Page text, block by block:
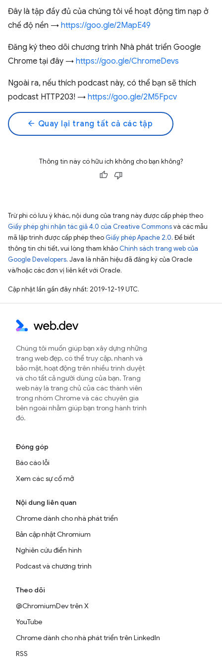
Đây là tập đầy đủ của chúng tôi về hoạt động tìm nạp ở
chế độ nền → https://goo.gle/2MapE49
Đăng ký theo dõi chương trình Nhà phát triển Google
Chrome tại đây → https://goo.gle/ChromeDevs
Ngoài ra, nếu thích podcast này, có thể bạn sẽ thích
podcast HTTP203! → https://goo.gle/2M5Fpcv
arrow_back Quay lại trang tất cả các tập
Thông tin này có hữu ích không cho bạn không?
Trừ phi có lưu ý khác, nội dung của trang này được cấp phép theo
Giấy phép ghi nhận tác giả 4.0 của Creative Commonsvà các mẫu
mã lập trình được cấp phép theo Giấy phép Apache 2.0. Để biết
thông tin chi tiết, vui lòng tham khảo Chính sách trang web của
Google Developers. Java là nhãn hiệu đã đăng ký của Oracle
và/hoặc các đơn vị liên kết với Oracle.
Cập nhật lần gần đây nhất: 2019-12-19 UTC.
Chúng tôi muốn giúp bạn xây dựng những
trang web đẹp, có thể truy cập, nhanh và
bảo mật, hoạt động trên nhiều trình duyệt
và cho tất cả người dùng của bạn. Trang
web này là trang chủ của các thành viên
trong nhóm Chrome và các chuyên gia
bên ngoài nhằm giúp bạn trong hành trình
đó.
Đóng góp
Báo cáo lỗi
Xem các sự cố mở
Nội dung liên quan
Chrome dành cho nhà phát triển
Bản cập nhật Chromium
Nghiên cứu điển hình
Podcast và chương trình
Theo dõi
@ChromiumDev trên X
YouTube
Chrome dành cho nhà phát triển trên LinkedIn
RSS